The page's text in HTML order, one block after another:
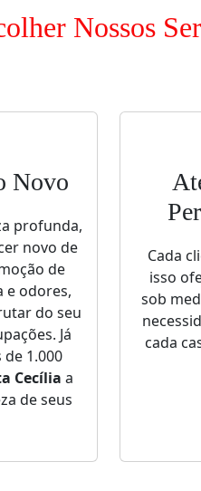
Nossos
Novo
profunda,
novo de
de
e odores,
do seu
Já
1.000
Cecília a
de seus
Cada
isso
sob
cada